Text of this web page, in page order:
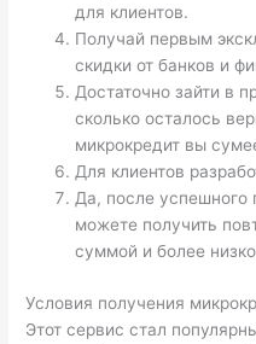
для клиентов.
Получай первым
скидки от банков и
Достаточно зайти в
сколько осталось
микрокредит вы
Для клиентов
Да, после успешного
можете получить
суммой и более
Условия получения
Этот сервис стал